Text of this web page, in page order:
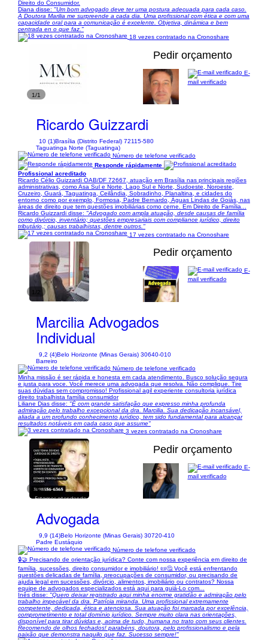
Direito do Consumidor.
Diana disse: "Um bom advogado deve ter uma postura adecuada para cada caso.
A Doutora Marilia me surpreende a cada dia. Uma profissional com ética e com uma
capacidade oral para a comunicação é excelente. Objetiva, dinámica e bem
centrada en o que faz."
18 vezes contratado na Cronoshare
1/1
Pedir orçamento
Ricardo Guizzardi
10 (1)Brasília (Distrito Federal) 72115-580
Taguatinga Norte (Taguatinga)
E-
mail verificado
Número de telefone verificado
Responde rápidamente
Profissional acreditado
Ricardo Célio Guizzardi OAB/DF 72667, atuação em Brasília nas principais regiões
administrativas, como Asa Sul e Norte, Lago Sul e Norte, Sudoeste, Noroeste,
Cruzeiro, Guará, Taguatinga, Ceilândia, Sobradinho, Planaltina, e cidades do
entorno como por exemplo, Formosa, Padre Bernardo, Águas Lindas de Goiás, nas
áreas de direito que tem questões imobiliárias como cerne. Em Direito de Família...
Ricardo Guizzardi disse: "Advogado com ampla atuação, desde causas de família
como divórcio, inventário; questões empresariais com compliance jurídico, direito
tributário,; causas trabalhistas, dentre outros."
17 vezes contratado na Cronoshare
1/2
Pedir orçamento
Marcilia Advogados
Individual
9,2 (4)Belo Horizonte (Minas Gerais) 30640-010
Barreiro
E-
mail verificado
Número de telefone verificado
Minha missão é ser rápida e honesta em cada atendimento. Busco solução segura
e justa para voce. Você merece uma advogada que resolva. Não complique. Tire
suas dúvidas sem compromisso! Profissional agil experiente consultoria jurídica
direito trabalhista família consumidor
Liliane Dias disse: "É com grande satisfação que expresso minha profunda
admiração pelo trabalho excepcional da dra. Marcilia. Sua dedicação incansável,
aliada a um profundo conhecimento jurídico, tem sido fundamental para alcançar
resultados notáveis em cada caso que assume"
3 vezes contratado na Cronoshare
1/9
Pedir orçamento
Advogada
9,9 (14)Belo Horizonte (Minas Gerais) 30720-410
Padre Eustáquio
E-
mail verificado
Número de telefone verificado
🔒🤝 Precisando de orientação jurídica? Conte com nossa experiência em direito de
família, sucessões, direito consumidor e imobiliário! 📜🤔 Você está enfrentando
questões delicadas de família, preocupações de consumidor, ou precisando de
ajuda legal em sucessões, divórcio, alimentos, imobiliário ou contratos? Nossa
equipe de advogados especializados está aqui para guiá-Lo com...
Inês disse: "Quero deixar registrado aqui minha enorme gratidão e admiração pelo
trabalho impecável da dra. Patrícia miranda. Uma profissional extremamente
competente, dedicada, ética e atenciosa. Sua atuação foi marcada por excelência,
comprometimento e total domínio jurídico. Sempre muito clara nas orientações,
disponível para tirar dúvidas e, acima de tudo, humana no trato com seus clientes.
Recomendo de olhos fechados! parabéns, doutora, pelo profissionalismo e pela
paixão que demonstra naquilo que faz. Sucesso sempre!"